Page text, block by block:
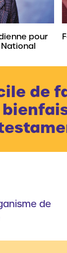
pour
de
de